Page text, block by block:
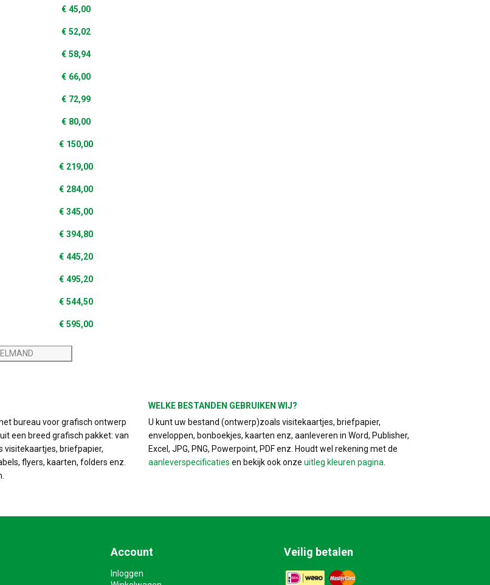
€ 45,00
€ 52,02
€ 58,94
€ 66,00
€ 72,99
€ 80,00
€ 150,00
€ 219,00
€ 284,00
€ 345,00
€ 394,80
€ 445,20
€ 495,20
€ 544,50
€ 595,00
bureau voor grafisch ontwerp
een breed grafisch pakket: van
visitekaartjes, briefpapier,
flyers, kaarten, folders enz.
WELKE BESTANDEN GEBRUIKEN WIJ?
U kunt uw bestand (ontwerp)zoals visitekaartjes, briefpapier,
enveloppen, bonboekjes, kaarten enz, aanleveren in Word, Publisher,
Excel, JPG, PNG, Powerpoint, PDF enz. Houdt wel rekening met de
aanleverspecificaties en bekijk ook onze uitleg kleuren pagina
Account
Inloggen
Veilig betalen